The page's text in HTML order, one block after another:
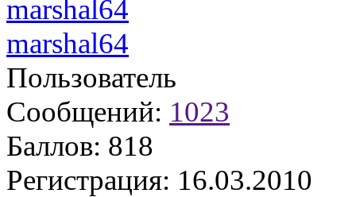
marshal64
Пользователь
Сообщений: 1023
Баллов: 818
Регистрация: 16.03.2010